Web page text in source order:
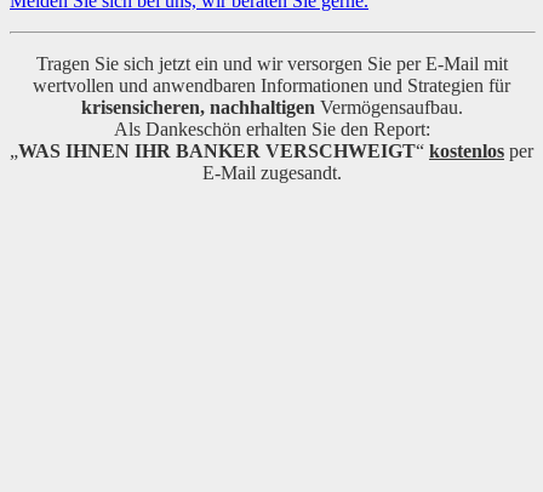
Tragen Sie sich jetzt ein und wir versorgen Sie per E-Mail mit
wertvollen und anwendbaren Informationen und Strategien für
krisensicheren, nachhaltigen Vermögensaufbau.
Als Dankeschön erhalten Sie den Report:
„WAS IHNEN IHR BANKER VERSCHWEIGT“ kostenlos per
E-Mail zugesandt.